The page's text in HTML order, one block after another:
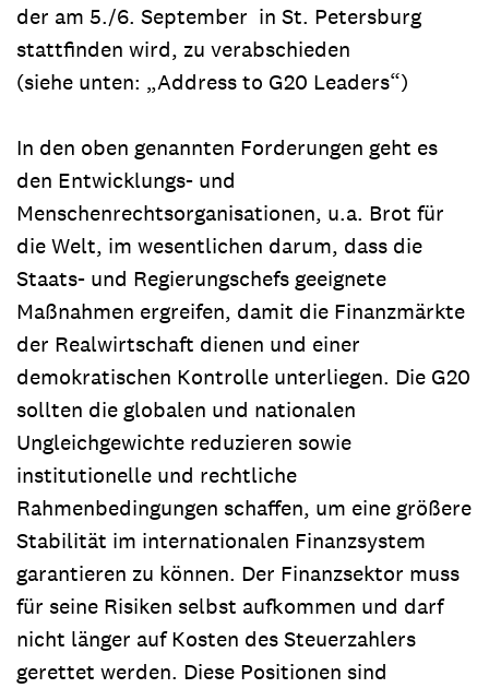
der am 5./6. September in St. Petersburg
stattfinden wird, zu verabschieden
(siehe unten: „Address to G20 Leaders“)
In den oben genannten Forderungen geht es
den Entwicklungs- und
Menschenrechtsorganisationen, u.a. Brot für
die Welt, im wesentlichen darum, dass die
Staats- und Regierungschefs geeignete
Maßnahmen ergreifen, damit die Finanzmärkte
der Realwirtschaft dienen und einer
demokratischen Kontrolle unterliegen. Die G20
sollten die globalen und nationalen
Ungleichgewichte reduzieren sowie
institutionelle und rechtliche
Rahmenbedingungen schaffen, um eine größere
Stabilität im internationalen Finanzsystem
garantieren zu können. Der Finanzsektor muss
für seine Risiken selbst aufkommen und darf
nicht länger auf Kosten des Steuerzahlers
gerettet werden. Diese Positionen sind